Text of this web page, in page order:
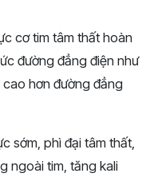
cơ tim tâm thất hoàn
đường đẳng điện như
hơn đường đẳng
sớm, phì đại tâm thất,
ngoài tim, tăng kali